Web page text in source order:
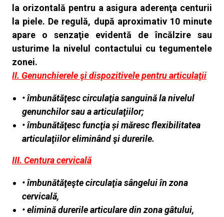
la orizontală pentru a asigura aderenţa centurii
la piele. De regulă, după aproximativ 10 minute
apare o senzaţie
evidentă de încălzire sau
usturime la nivelul contactului cu tegumentele
zonei.
II. Genunchierele şi dispozitivele pentru articulaţii
• îmbunătăţesc circulaţia sanguină la nivelul
genunchilor sau a articulaţiilor;
• îmbunătăţesc funcţia și măresc flexibilitatea
articulaţiilor eliminând şi durerile.
III. Centura cervicală
• îmbunătăţeşte circulaţia sângelui în zona
cervicală,
• elimină durerile articulare din zona gâtului,